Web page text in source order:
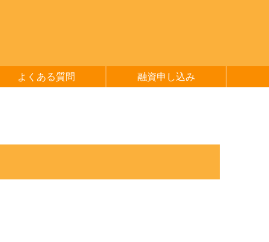
よくある質問 融資申し込み